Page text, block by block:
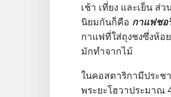
เช้า เที่ยง และ​เย็น ส่
นิยม​กัน​ก็​คือ กาแฟ​ชอ
กาแฟ​ที่​ใส่​ถุง​ชง​ซึ่ง​ห้อ
มัก​ทำ​จาก​ไม้
ใน​คอสตาริกา​มี​ประช
พระ​ยะโฮวา​ประมาณ